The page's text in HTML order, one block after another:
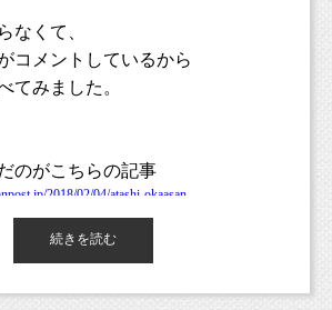
の場合 ¥39,600）
ダウンロード納品）
・ペット撮影込み
1着、着付け1着、ヘアメイク付
ちゃんの場合、
えで
ることが多いと思います。
後のデッキであやすのが
に迷惑はかけないかなと思いま
ッシュ＝壊す」ケーキなのです。
えすることもあり、
のです！
す♡
応があって、
なくて、
コメントしているから
てみました。
のがこちらの記事
2018/02/04/atashi-okaasan-
んて悲観的な歌詞・・・
続きを読む